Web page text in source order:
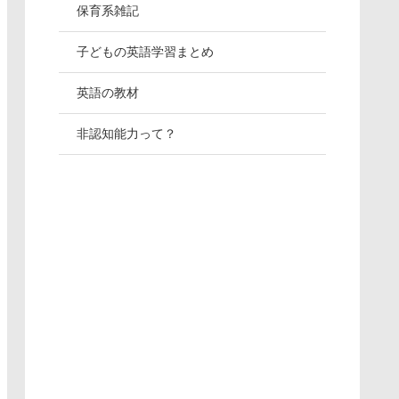
保育系雑記
子どもの英語学習まとめ
英語の教材
非認知能力って？